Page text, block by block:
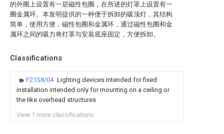
的外圈上设置有一层磁性包圈，在所述的灯罩上设置有一
圈金属环。本发明提供的一种便于拆卸的吸顶灯，其结构
简单，使用方便，磁性包圈和金属环，通过磁性包圈和金
属环之间的吸力将灯罩与安装底座固定，方便拆卸。
Classifications
F21S8/04 Lighting devices intended for fixed
installation intended only for mounting on a ceiling or
the like overhead structures
View 1 more classifications